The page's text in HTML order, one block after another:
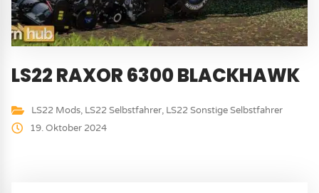
LS22 RAXOR 6300 BLACKHAWK
LS22 Mods, LS22 Selbstfahrer, LS22 Sonstige Selbstfahrer
19. Oktober 2024